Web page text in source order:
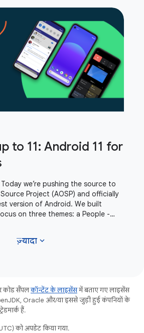
to 11: Android 11 for
we’re pushing the source to
Project (AOSP) and officially
version of Android. We built
on three themes: a People -
ज़्यादा expand_more
कोड सैंपलकॉन्टेंट के लाइसेंसमें बताए गए लाइसेंस
Oracle और/या इससे जुड़ी हुई कंपनियों के
हैं.
को अपडेट किया गया.